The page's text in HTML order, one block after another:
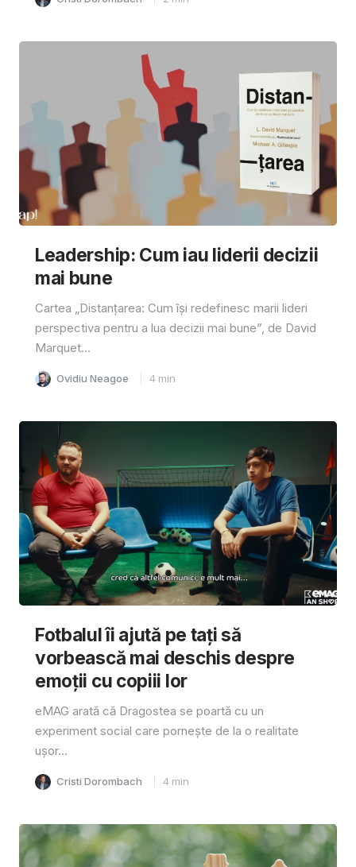
Leadership: Cum iau liderii decizii
mai bune
Cartea „Distanțarea: Cum își redefinesc marii lideri
perspectiva pentru a lua decizii mai bune”, de David
Marquet...
Ovidiu Neagoe 4 min
Fotbalul îi ajută pe tați să
vorbească mai deschis despre
emoții cu copiii lor
eMAG arată că Dragostea se poartă cu un
experiment social care pornește de la o realitate
ușor...
Cristi Dorombach 4 min